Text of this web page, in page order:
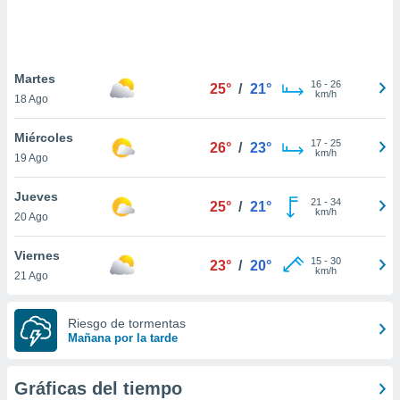
únicos
similares
como
sitio
de
posible
traten tus
en
Para
su
Martes
18 Ago
25° / 21° 16- 26
km/h
Miércoles
19 Ago
26° / 23° 17- 25
km/h
Jueves
20 Ago
25° / 21° 21 - 34
km/h
Viernes
21 Ago
23° / 20° 15- 30
km/h
Riesgo de tormentas
Mañana por la tarde
Gráficas del tiempo